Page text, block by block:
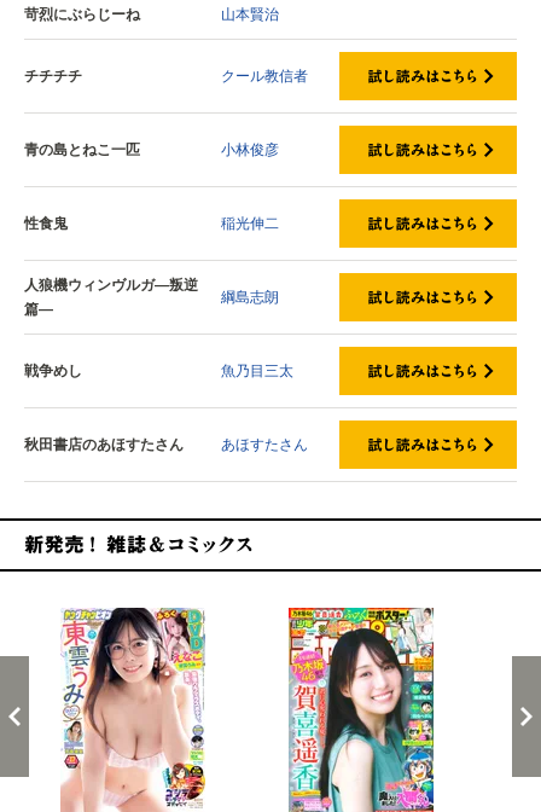
苛烈にぶらじーね 山本賢治
チチチチ クール教信者
青の島とねこ一匹 小林俊彦
性食鬼 稲光伸二
人狼機ウィンヴルガ―叛逆
篇―
綱島志朗
戦争めし 魚乃目三太
秋田書店のあほすたさん あほすたさん